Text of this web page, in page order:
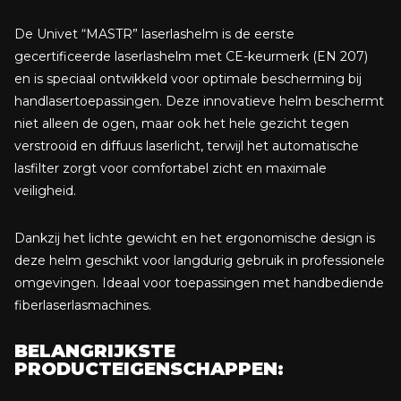
De Univet “MASTR” laserlashelm is de eerste
gecertificeerde laserlashelm met CE-keurmerk (EN 207)
en is speciaal ontwikkeld voor optimale bescherming bij
handlasertoepassingen. Deze innovatieve helm beschermt
niet alleen de ogen, maar ook het hele gezicht tegen
verstrooid en diffuus laserlicht, terwijl het automatische
lasfilter zorgt voor comfortabel zicht en maximale
veiligheid.
Dankzij het lichte gewicht en het ergonomische design is
deze helm geschikt voor langdurig gebruik in professionele
omgevingen. Ideaal voor toepassingen met handbediende
fiberlaserlasmachines.
BELANGRIJKSTE
PRODUCTEIGENSCHAPPEN: